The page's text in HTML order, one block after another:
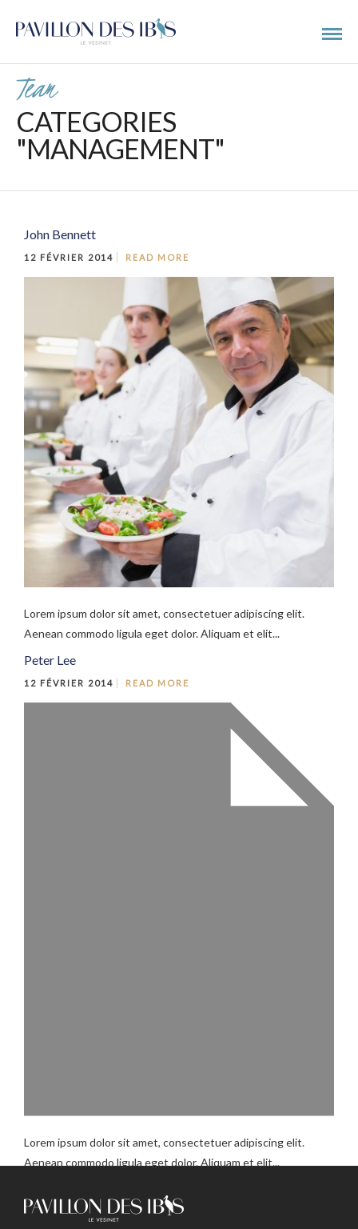
Team
CATEGORIES
"MANAGEMENT"
John Bennett
12 FÉVRIER 2014 READ MORE
Lorem ipsum dolor sit amet, consectetuer adipiscing elit.
Aenean commodo ligula eget dolor. Aliquam et elit...
Peter Lee
12 FÉVRIER 2014 READ MORE
Lorem ipsum dolor sit amet, consectetuer adipiscing elit.
Aenean commodo ligula eget dolor. Aliquam et elit...